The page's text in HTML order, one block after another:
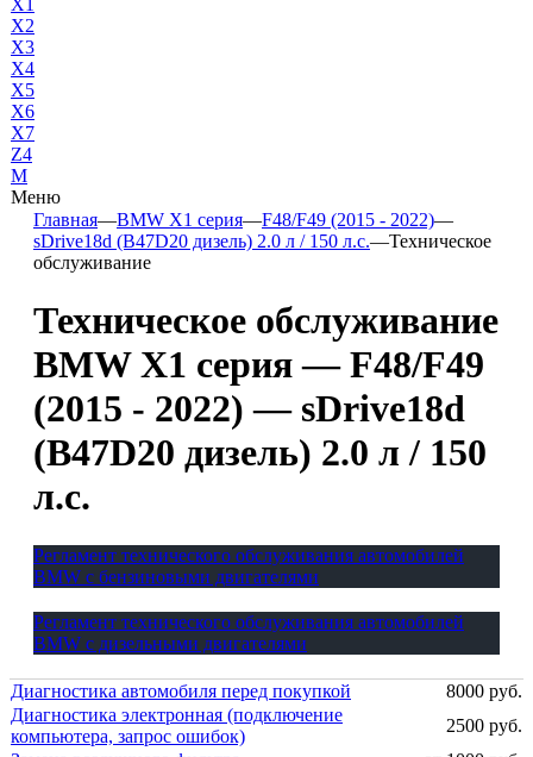
X1
X2
X3
X4
X5
X6
X7
Z4
М
Меню
Главная—BMW X1 серия—F48/F49 (2015 - 2022)—
sDrive18d (B47D20 дизель) 2.0 л / 150 л.с.—Техническое
обслуживание
Техническое обслуживание
BMW X1 серия — F48/F49
(2015 - 2022) — sDrive18d
(B47D20 дизель) 2.0 л / 150
л.с.
Регламент технического обслуживания автомобилей
BMW с бензиновыми двигателями
Регламент технического обслуживания автомобилей
BMW с дизельными двигателями
Диагностика автомобиля перед покупкой
8000 руб.
Диагностика электронная (подключение
компьютера, запрос ошибок)
2500 руб.